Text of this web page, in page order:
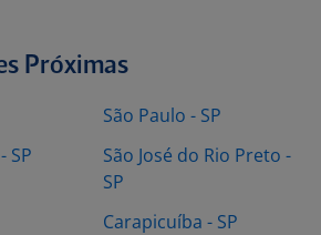
Próximas
SP
São Paulo - SP
São José do Rio Preto -
SP
Carapicuíba - SP